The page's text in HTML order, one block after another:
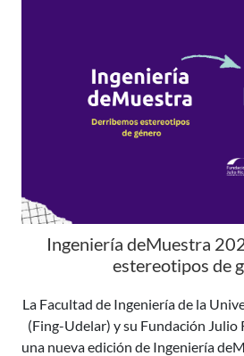
Ingeniería deMuestra
estereotipos de
La Facultad de Ingeniería de la
(Fing-Udelar) y su Fundación Julio
una nueva edición de Ingeniería